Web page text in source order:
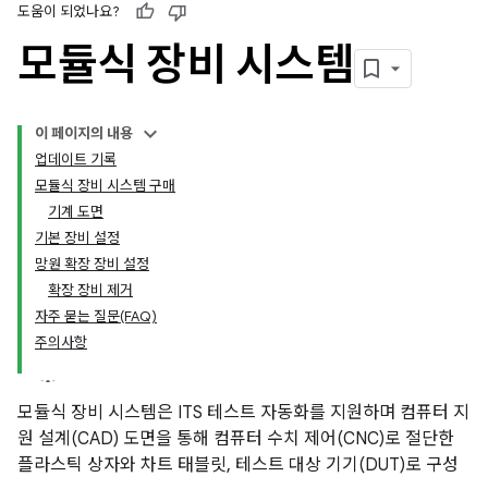
도움이 되었나요?
모듈식 장비 시스템
이 페이지의 내용
업데이트 기록
모듈식 장비 시스템 구매
기계 도면
기본 장비 설정
망원 확장 장비 설정
확장 장비 제거
자주 묻는 질문(FAQ)
주의사항
모듈식 장비 시스템은 ITS 테스트 자동화를 지원하며 컴퓨터 지
원 설계(CAD) 도면을 통해 컴퓨터 수치 제어(CNC)로 절단한
플라스틱 상자와 차트 태블릿, 테스트 대상 기기(DUT)로 구성